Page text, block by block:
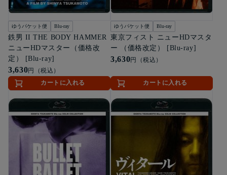
ゆうパケット便 Blu-ray
鉄男 II THE BODY HAMMER
ニューHDマスター（価格改
定） [Blu-ray]
3,630円（税込）
カートに入れる
ゆうパケット便 Blu-ray
東京フィスト ニューHDマスタ
ー （価格改定） [Blu-ray]
3,630円（税込）
カートに入れる